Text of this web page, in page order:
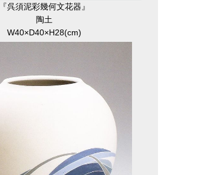
『呉須泥彩幾何文花器』
陶土
W40×D40×H28(cm)